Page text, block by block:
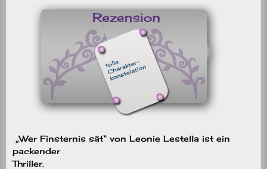
„Wer Finsternis sät“ von Leonie Lestella ist ein
packender
Thriller.